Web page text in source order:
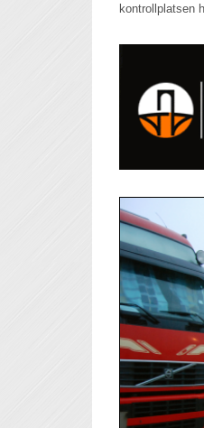
kontrollplatsen